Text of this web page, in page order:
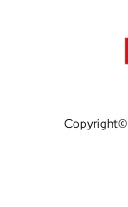
Copyright©